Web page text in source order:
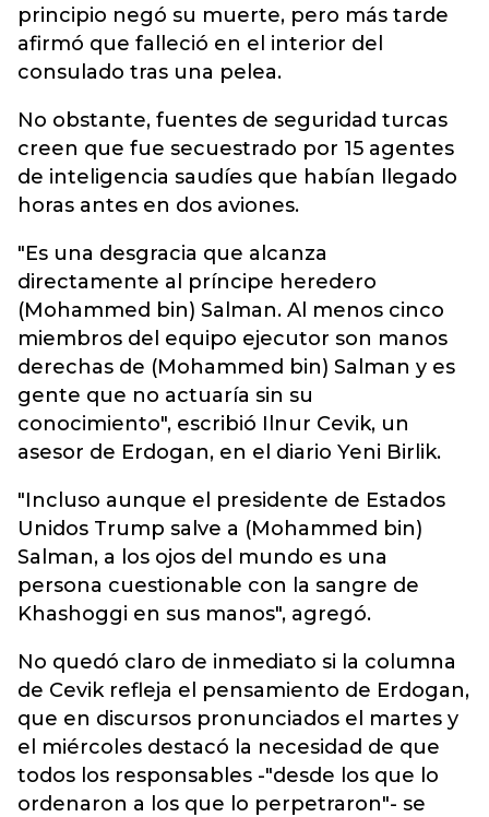
principio negó su muerte, pero más tarde
afirmó que falleció en el interior del
consulado tras una pelea.
No obstante, fuentes de seguridad turcas
creen que fue secuestrado por 15 agentes
de inteligencia saudíes que habían llegado
horas antes en dos aviones.
"Es una desgracia que alcanza
directamente al príncipe heredero
(Mohammed bin) Salman. Al menos cinco
miembros del equipo ejecutor son manos
derechas de (Mohammed bin) Salman y es
gente que no actuaría sin su
conocimiento", escribió Ilnur Cevik, un
asesor de Erdogan, en el diario Yeni Birlik.
"Incluso aunque el presidente de Estados
Unidos Trump salve a (Mohammed bin)
Salman, a los ojos del mundo es una
persona cuestionable con la sangre de
Khashoggi en sus manos", agregó.
No quedó claro de inmediato si la columna
de Cevik refleja el pensamiento de Erdogan,
que en discursos pronunciados el martes y
el miércoles destacó la necesidad de que
todos los responsables -"desde los que lo
ordenaron a los que lo perpetraron"- se